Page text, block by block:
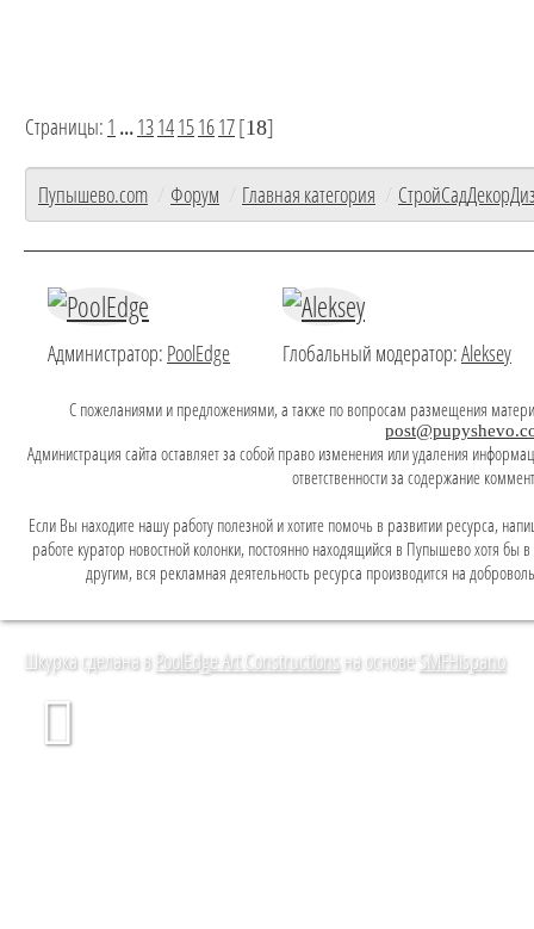
Страницы: 1 ...1314151617[18]
Пупышево.com / Форум / Главная категория /
Администратор: PoolEdge Глобальный модератор:Aleksey
C пожеланиями и предложениями, а также по вопросам размещения
Администрация сайта оставляет за собой право изменения или удаления
ответственности за содержание
Если Вы находите нашу работу полезной и хотите помочь в развитии ресурса,
работе куратор новостной колонки, постоянно находящийся в Пупышево хотя бы
другим, вся рекламная деятельность ресурса производится на
Шкурка сделана в PoolEdge Art Constructions на основеSMFHispano